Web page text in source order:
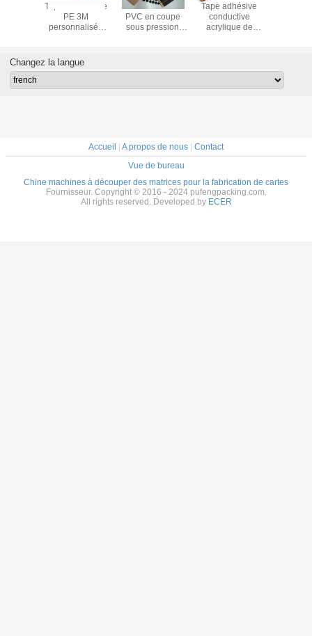
Tape en mousse
PE 3M
personnalisée
sonore élevée et
une excellente
chocs
Autocollant en
PVC en coupe
sous pression
mesure
Tape adhésive
conductive
acrylique de
découpe
Changez la langue
Accueil | A propos de nous | Contact
Vue de bureau
Chine machines à découper des matrices pour la fabrication de cartes
Fournisseur. Copyright © 2016 - 2024 pufengpacking.com.
All rights reserved. Developed by ECER